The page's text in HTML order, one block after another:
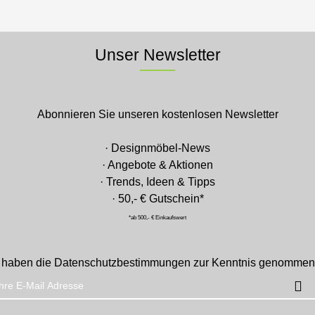
Unser Newsletter
Abonnieren Sie unseren kostenlosen Newsletter
· Designmöbel-News
· Angebote & Aktionen
· Trends, Ideen & Tipps
· 50,- € Gutschein*
*ab 500,- € Einkaufswert
die Datenschutzbestimmungen zur Kenntnis